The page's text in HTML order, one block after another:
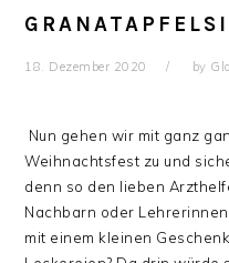
18. Dezember 2020 by
Nun gehen wir mit ganz
Weihnachtsfest zu und
denn so den lieben
Nachbarn oder
mit einem kleinen